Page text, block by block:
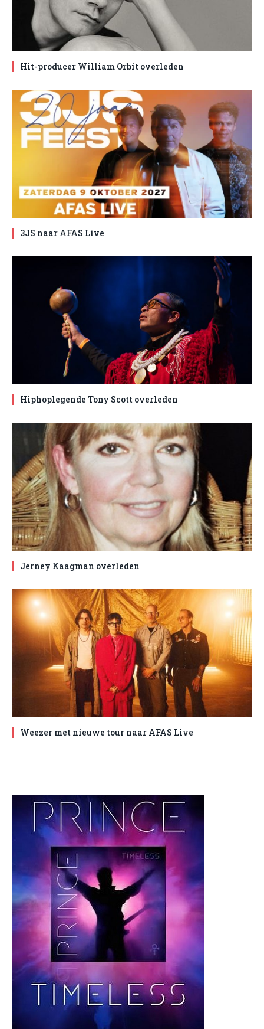
Hit-producer William Orbit overleden
3JS naar AFAS Live
Hiphoplegende Tony Scott overleden
Jerney Kaagman overleden
Weezer met nieuwe tour naar AFAS Live